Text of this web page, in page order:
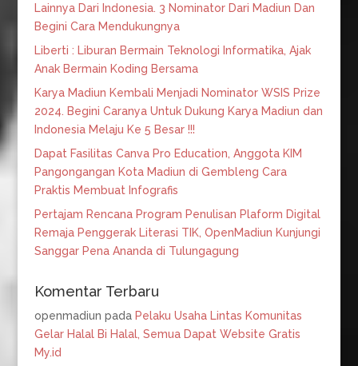
Lainnya Dari Indonesia. 3 Nominator Dari Madiun Dan
Begini Cara Mendukungnya
Liberti : Liburan Bermain Teknologi Informatika, Ajak
Anak Bermain Koding Bersama
Karya Madiun Kembali Menjadi Nominator WSIS Prize
2024. Begini Caranya Untuk Dukung Karya Madiun dan
Indonesia Melaju Ke 5 Besar !!!
Dapat Fasilitas Canva Pro Education, Anggota KIM
Pangongangan Kota Madiun di Gembleng Cara
Praktis Membuat Infografis
Pertajam Rencana Program Penulisan Plaform Digital
Remaja Penggerak Literasi TIK, OpenMadiun Kunjungi
Sanggar Pena Ananda di Tulungagung
Komentar Terbaru
openmadiun pada Pelaku Usaha Lintas Komunitas
Gelar Halal Bi Halal, Semua Dapat Website Gratis
My.id